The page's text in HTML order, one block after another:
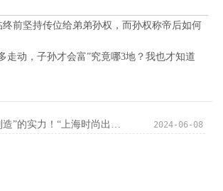
终前坚持传位给弟弟孙权，而孙权称帝后如何
走动，子孙才会富”究竟哪3地？我也才知道
感受消费品“上海制造”的实力！“上海时尚出品”亮出新IP新产品新项目，凸显满满活力 2024-06-08